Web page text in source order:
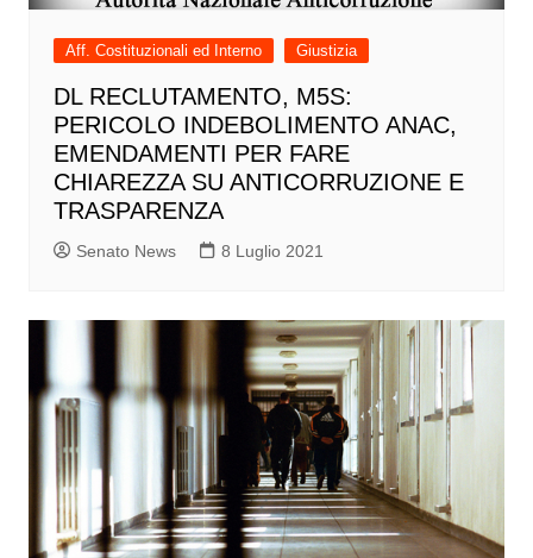
Aff. Costituzionali ed Interno Giustizia
DL RECLUTAMENTO, M5S:
PERICOLO INDEBOLIMENTO ANAC,
EMENDAMENTI PER FARE
CHIAREZZA SU ANTICORRUZIONE E
TRASPARENZA
Senato News 8 Luglio 2021